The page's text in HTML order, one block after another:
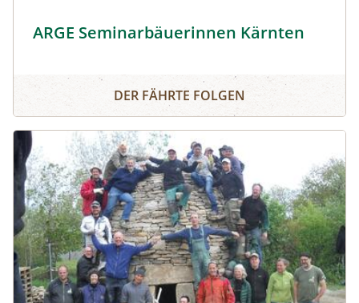
ARGE Seminarbäuerinnen Kärnten
ARGE Seminarbäuerinnen Kärnten
DER FÄHRTE FOLGEN